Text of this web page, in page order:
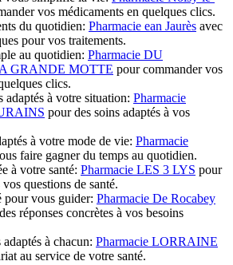
vos médicaments en quelques clics.
du quotidien: Pharmacie ean Jaurès avec
pour vos traitements.
au quotidien: Pharmacie DU
GRANDE MOTTE pour commander vos
clics.
adaptés à votre situation: Pharmacie
pour des soins adaptés à vos
à votre mode de vie: Pharmacie
faire gagner du temps au quotidien.
à votre santé: Pharmacie LES 3 LYS pour
questions de santé.
pour vous guider: Pharmacie De Rocabey
réponses concrètes à vos besoins
à chacun: Pharmacie LORRAINE
au service de votre santé.